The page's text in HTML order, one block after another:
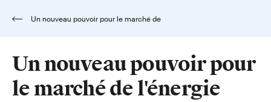
Un nouveau pouvoir pour
le marché de l'énergie